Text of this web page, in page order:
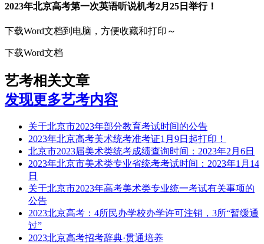
2023年北京高考第一次英语听说机考2月25日举行！
下载Word文档到电脑，方便收藏和打印～
下载Word文档
艺考相关文章
发现更多艺考内容
关于北京市2023年部分教育考试时间的公告
2023年北京高考美术统考准考证1月9日起打印！
北京市2023届美术类统考成绩查询时间：2023年2月6日
2023年北京市美术类专业省统考考试时间：2023年1月14
日
关于北京市2023年高考美术类专业统一考试有关事项的
公告
2023北京高考：4所民办学校办学许可注销，3所“暂缓通
过”
2023北京高考招考辞典·贯通培养